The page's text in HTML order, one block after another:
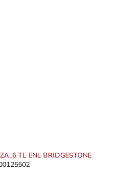
TL ENL BRIDGESTONE